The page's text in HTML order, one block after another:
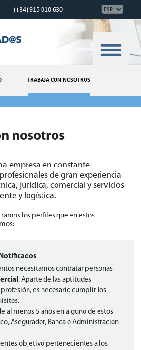
(+34) 915 010 630
TRABAJA CON NOSOTROS
nosotros
empresa en constante
de gran experiencia
jurídica, comercial y servicios
y logística.
los perfiles que en estos
necesitamos contratar personas
. Aparte de las aptitudes
es necesario cumplir los
al menos 5 años en alguno de estos
Asegurador, Banca o Administración
objetivo pertenecientes a los